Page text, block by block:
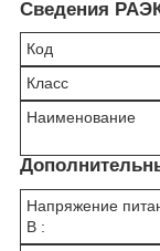
Сведения
Код
Класс
Наименование
Напряжение
В :